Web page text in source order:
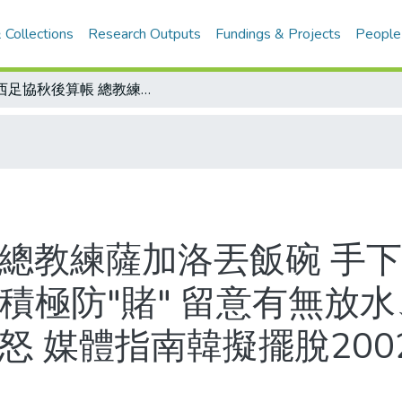
Collections Research Outputs Fundings & Projects People
巴西足協秋後算帳 總教練薩加洛丟飯碗 手下教練團一口氣全被炒魷魚/新加坡足協積極防"賭" 留意有無放水、作弊舉動/英國正式道歉 希望南韓息怒 媒體指南韓擬擺脫2002年世界杯主辦權以減輕財物壓力
教練薩加洛丟飯碗 手
極防"賭" 留意有無放
媒體指南韓擬擺脫